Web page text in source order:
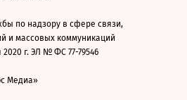
по надзору в сфере связи,
и массовых коммуникаций
г. ЭЛ № ФС 77-79546
Медиа»